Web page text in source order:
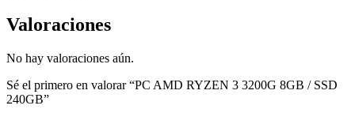
Valoraciones
No hay valoraciones aún.
Sé el primero en valorar “PC AMD RYZEN 3 3200G 8GB / SSD
240GB”